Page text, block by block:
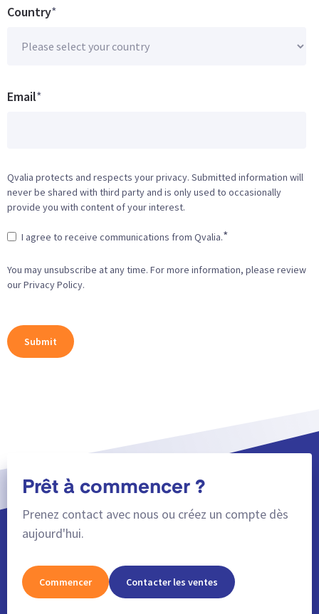
Country*
Email*
Qvalia protects and respects your privacy. Submitted information will
never be shared with third party and is only used to occasionally
provide you with content of your interest.
I agree to receive communications from Qvalia.*
You may unsubscribe at any time. For more information, please review
our Privacy Policy.
Prêt à commencer ?
Prenez contact avec nous ou créez un compte dès
aujourd'hui.
Commencer Contacter les ventes